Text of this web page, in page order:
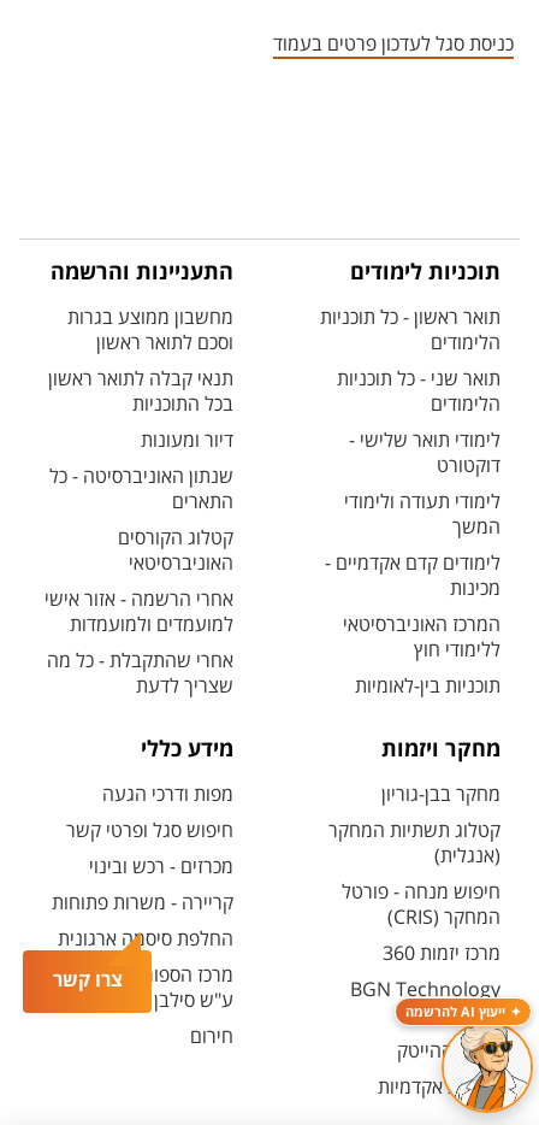
צרו קשר
ייעוץ AI להרשמה
כניסת סגל לעדכון פרטים בעמוד
תוכניות לימודים
תואר ראשון - כל תוכניות
הלימודים
תואר שני - כל תוכניות
הלימודים
לימודי תואר שלישי -
דוקטורט
לימודי תעודה ולימודי
המשך
לימודים קדם אקדמיים -
מכינות
המרכז האוניברסיטאי
ללימודי חוץ
תוכניות בין-לאומיות
התעניינות והרשמה
מחשבון ממוצע בגרות
וסכם לתואר ראשון
תנאי קבלה לתואר ראשון
בכל התוכניות
דיור ומעונות
שנתון האוניברסיטה - כל
התארים
קטלוג הקורסים
האוניברסיטאי
אחרי הרשמה - אזור אישי
למועמדים ולמועמדות
אחרי שהתקבלת - כל מה
שצריך לדעת
מחקר ויזמות
מחקר בבן-גוריון
קטלוג תשתיות המחקר
(אנגלית)
חיפוש מנחה - פורטל
המחקר (CRIS)
מרכז יזמות 360
BGN Technology
Transfer
פארק ההייטק
משרות אקדמיות
מידע כללי
מפות ודרכי הגעה
חיפוש סגל ופרטי קשר
מכרזים - רכש ובינוי
קריירה - משרות פתוחות
החלפת סיסמה ארגונית
מרכז הספורט והנופש
ע"ש סילבן אדמס
חירום